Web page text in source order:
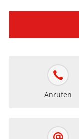
Anrufen